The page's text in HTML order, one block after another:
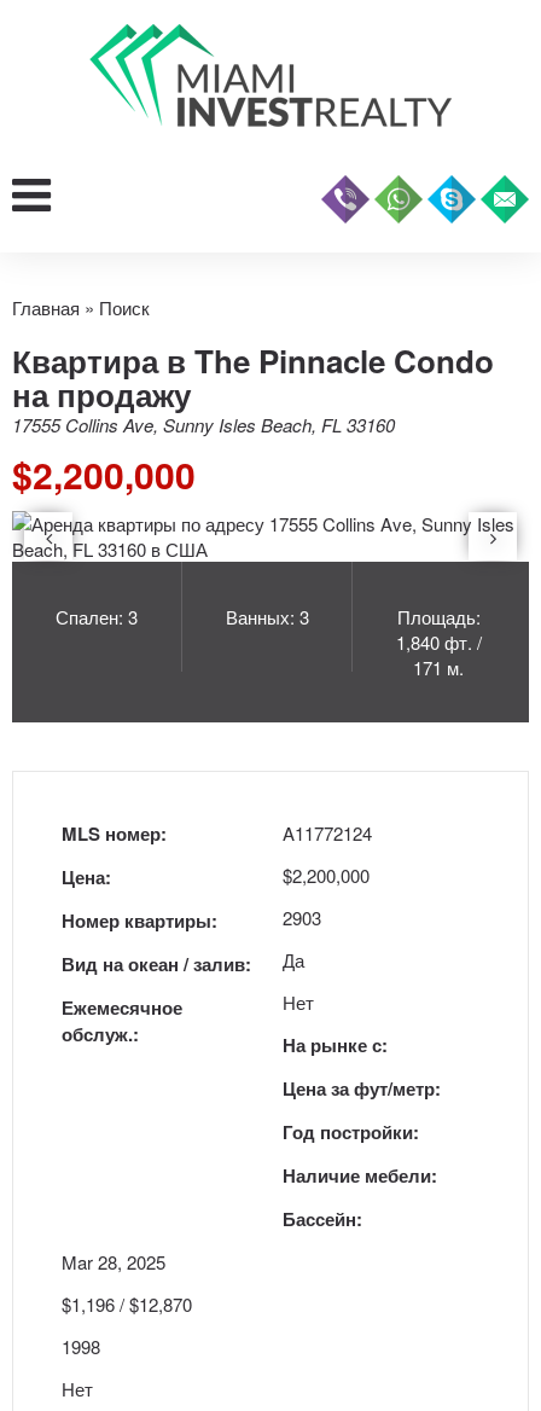
Главная » Поиск
Квартира в The Pinnacle Condo
на продажу
17555 Collins Ave, Sunny Isles Beach, FL 33160
$2,200,000
Спален: 3 Ванных: 3
Площадь:
1,840 фт. /
171 м.
MLS номер:
Цена:
Номер квартиры:
Вид на океан / залив:
Ежемесячное
обслуж.:
A11772124
$2,200,000
2903
Да
Нет
На рынке с:
Цена за фут/метр:
Год постройки:
Наличие мебели:
Бассейн:
Mar 28, 2025
$1,196 / $12,870
1998
Нет